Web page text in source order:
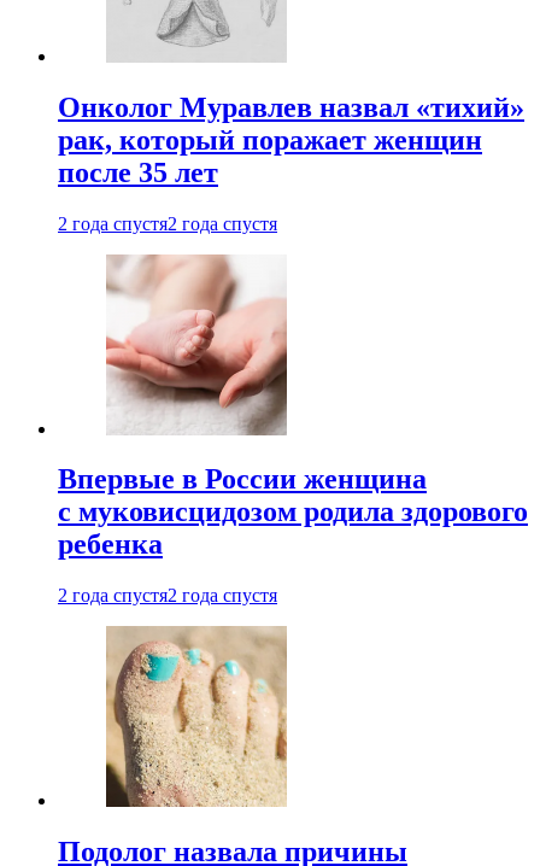
Онколог Муравлев назвал «тихий»
рак, который поражает женщин
после 35 лет
2 года спустя2 года спустя
Впервые в России женщина
с муковисцидозом родила здорового
ребенка
2 года спустя2 года спустя
Подолог назвала причины